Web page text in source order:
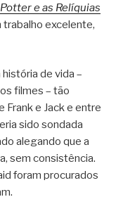
e as Relíquias
trabalho excelente,
de vida –
filmes – tão
e Jack e entre
sido sondada
alegando que a
sem consistência.
foram procurados